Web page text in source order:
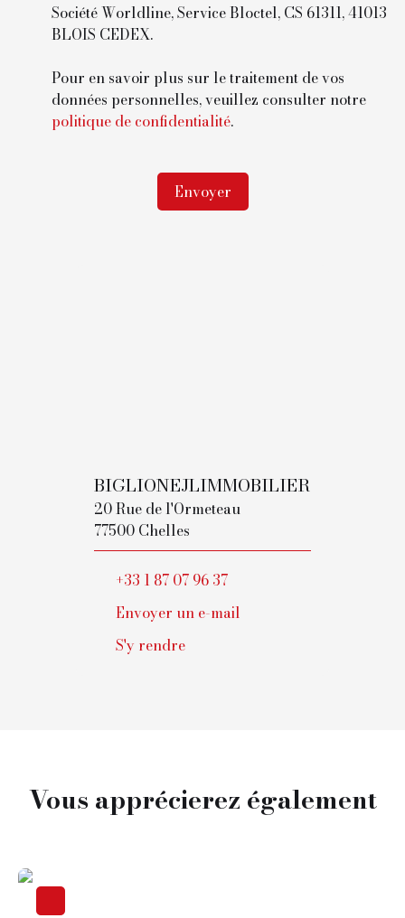
Société Worldline, Service Bloctel, CS 61311, 41013
BLOIS CEDEX.
Pour en savoir plus sur le traitement de vos
données personnelles, veuillez consulter notre
politique de confidentialité.
Envoyer
BIGLIONEJLIMMOBILIER
20 Rue de l'Ormeteau
77500 Chelles
+33 1 87 07 96 37
Envoyer un e-mail
S'y rendre
Vous apprécierez également